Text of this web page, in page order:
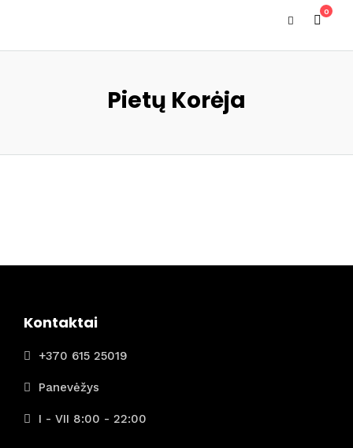
0
Pietų Korėja
Kontaktai
+370 615 25019
Panevėžys
I - VII 8:00 - 22:00